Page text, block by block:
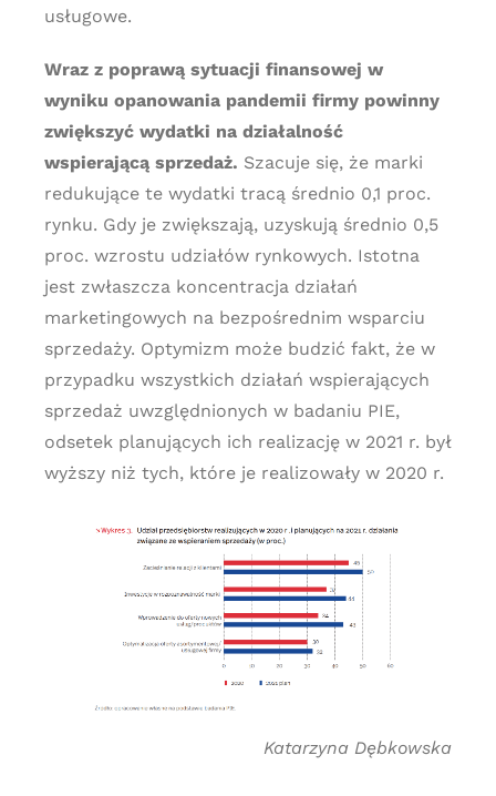
usługowe.
Wraz z poprawą sytuacji finansowej w
wyniku opanowania pandemii firmy powinny
zwiększyć wydatki na działalność
wspierającą sprzedaż. Szacuje się, że marki
redukujące te wydatki tracą średnio 0,1 proc.
rynku. Gdy je zwiększają, uzyskują średnio 0,5
proc. wzrostu udziałów rynkowych. Istotna
jest zwłaszcza koncentracja działań
marketingowych na bezpośrednim wsparciu
sprzedaży. Optymizm może budzić fakt, że w
przypadku wszystkich działań wspierających
sprzedaż uwzględnionych w badaniu PIE,
odsetek planujących ich realizację w 2021 r. był
wyższy niż tych, które je realizowały w 2020 r.
Katarzyna Dębkowska